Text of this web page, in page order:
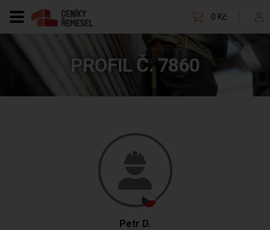
0 Kč
PROFIL Č. 7860
Petr D.